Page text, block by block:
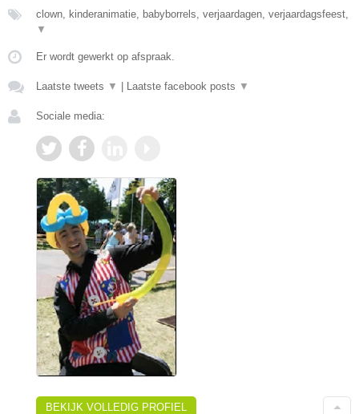
clown, kinderanimatie, babyborrels, verjaardagen, verjaardagsfeest,
▼
Er wordt gewerkt op afspraak.
Laatste tweets ▼ Laatste facebook posts ▼
Sociale media:
BEKIJK VOLLEDIG PROFIEL